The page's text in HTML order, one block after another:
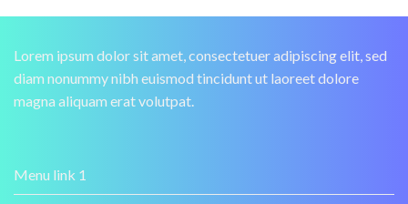
Lorem ipsum dolor sit amet, consectetuer adipiscing elit, sed
diam nonummy nibh euismod tincidunt ut laoreet dolore
magna aliquam erat volutpat.
Menu link 1